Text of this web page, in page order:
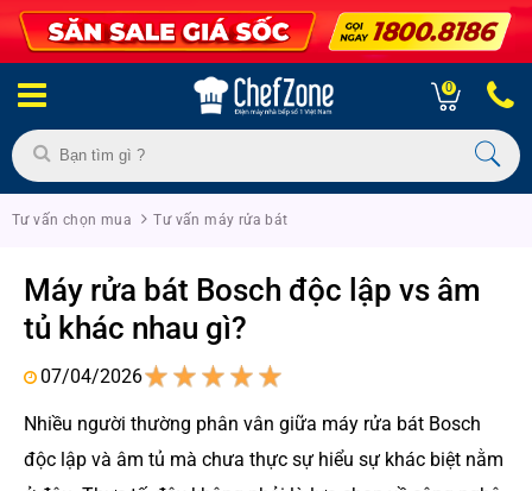
0
Tư vấn chọn mua Tư vấn máy rửa bát
Máy rửa bát Bosch độc lập vs âm
tủ khác nhau gì?
07/04/2026
Nhiều người thường phân vân giữa máy rửa bát Bosch
độc lập và âm tủ mà chưa thực sự hiểu sự khác biệt nằm